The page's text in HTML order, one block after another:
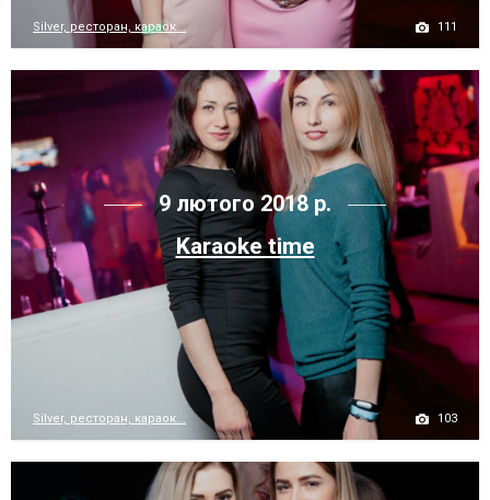
Silver, ресторан, караок... 111
9 лютого 2018 р.
Karaoke time
Silver, ресторан, караок... 103